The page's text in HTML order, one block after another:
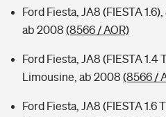
Ford Fiesta, JA8 (FIESTA
ab 2008 (8566 / AOR)
Ford Fiesta, JA8 (FIESTA 1.4
Limousine, ab 2008 (8566 /
Ford Fiesta, JA8 (FIESTA 1.6